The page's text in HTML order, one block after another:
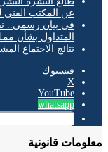
عن المكتب الفني
في بيان رسمي.. نقابة
المتداول بشأن مملكة
نتائج الاجتماع
فيسبوك
‫YouTube
whatsapp
قانونية